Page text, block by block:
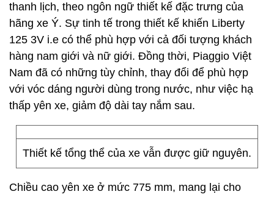
thanh lịch, theo ngôn ngữ thiết kế đặc trưng của
hãng xe Ý. Sự tinh tế trong thiết kế khiến Liberty
125 3V i.e có thể phù hợp với cả đối tượng khách
hàng nam giới và nữ giới. Đồng thời, Piaggio Việt
Nam đã có những tùy chỉnh, thay đổi để phù hợp
với vóc dáng người dùng trong nước, như việc hạ
thấp yên xe, giảm độ dài tay nắm sau.
Thiết kế tổng thể của xe vẫn được giữ nguyên.
Chiều cao yên xe ở mức 775 mm, mang lại cho